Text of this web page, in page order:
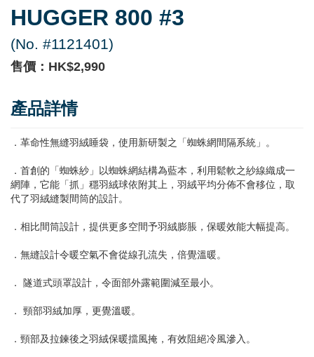
HUGGER 800 #3
(No. #1121401)
售價：HK$2,990
產品詳情
．革命性無縫羽絨睡袋，使用新研製之「蜘蛛網間隔系統」。
．首創的「蜘蛛紗」以蜘蛛網結構為藍本，利用鬆軟之紗線織成一
網陣，它能「抓」穩羽絨球依附其上，羽絨平均分佈不會移位，取
代了羽絨縫製間筒的設計。
．相比間筒設計，提供更多空間予羽絨膨脹，保暖效能大幅提高。
．無縫設計令暖空氣不會從線孔流失，倍覺溫暖。
． 隧道式頭罩設計，令面部外露範圍減至最小。
． 頸部羽絨加厚，更覺溫暖。
．頸部及拉鍊後之羽絨保暖擋風掩，有效阻絕冷風滲入。